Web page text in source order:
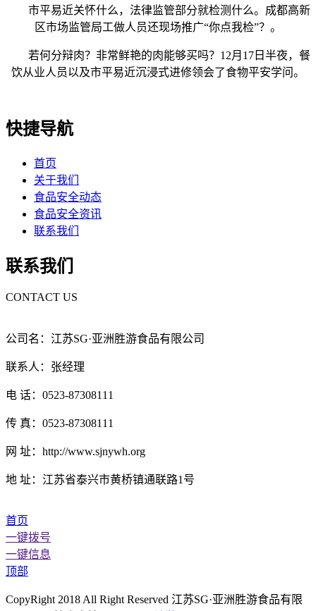
市平易近关怀什么，法律监管部分就检测什么。成都高新
区市场监管局工做人员还现场推广“你点我检”？。
若何分辩肉？非常鲜艳的肉能够买吗？12月17日半夜，餐
饮从业人员以及市平易近沉浸式进修领会了食物平安学问。
快捷导航
首页
关于我们
食品安全动态
食品安全资讯
联系我们
联系我们
CONTACT US
公司名：江苏SG·亚洲胜游食品有限公司
联系人：张经理
电 话：0523-87308111
传 真：0523-87308111
网 址：http://www.sjnywh.org
地 址：江苏省泰兴市黄桥镇通联路1号
首页
一键拨号
一键信息
顶部
CopyRight 2018 All Right Reserved 江苏SG·亚洲胜游食品有限